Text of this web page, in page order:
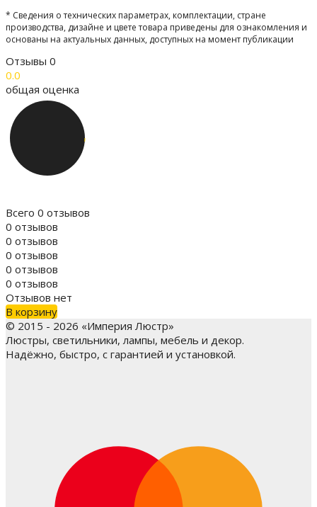
* Сведения о технических параметрах, комплектации, стране
производства, дизайне и цвете товара приведены для ознакомления и
основаны на актуальных данных, доступных на момент публикации
Отзывы 0
0.0
общая оценка
Всего 0 отзывов
0 отзывов
0 отзывов
0 отзывов
0 отзывов
0 отзывов
Отзывов нет
В корзину
© 2015 - 2026 «Империя Люстр»
Люстры, светильники, лампы, мебель и декор.
Надёжно, быстро, с гарантией и установкой.